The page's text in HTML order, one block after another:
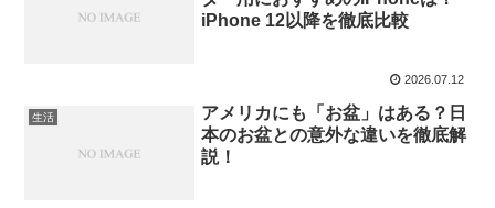
iPhone 12以降を徹底比較
2026.07.12
生活
アメリカにも「お盆」はある？日
本のお盆との意外な違いを徹底解
説！